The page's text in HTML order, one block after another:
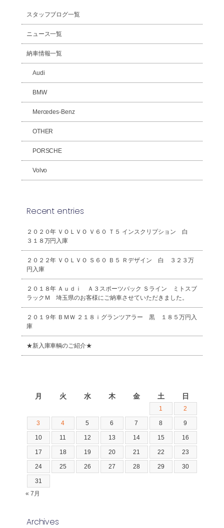
スタッフブログ一覧
ニュース一覧
納車情報一覧
Audi
BMW
Mercedes-Benz
OTHER
PORSCHE
Volvo
Recent entries
２０２０年 ＶＯＬＶＯ Ｖ６０ Ｔ５ インスクリプション 白
３１８万円入庫
２０２２年 ＶＯＬＶＯ Ｓ６０ Ｂ５ Ｒデザイン 白 ３２３万
円入庫
２０１８年 Ａｕｄｉ Ａ３スポーツバック Ｓライン ミトスブ
ラックＭ 埼玉県のお客様にご納車させていただきました。
２０１９年 ＢＭＷ ２１８ｉグランツアラー 黒 １８５万円入
庫
★新入庫車輌のご紹介★
月 火 水 木 金 土 日
1 2
3 4 5 6 7 8 9
10 11 12 13 14 15 16
17 18 19 20 21 22 23
24 25 26 27 28 29 30
31
« 7月
Archives